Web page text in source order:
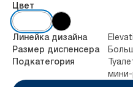
Цвет
Линейка дизайна
Размер диспенсера
Подкатегория